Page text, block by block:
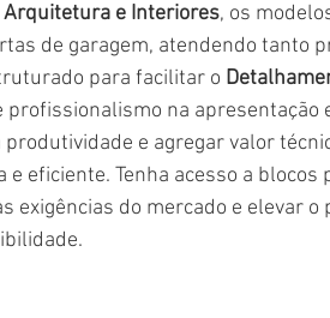
Arquitetura e Interiores, os
de garagem, atendendo tanto
para facilitar o
profissionalismo na
e agregar valor
e eficiente. Tenha acesso a blocos
exigências do mercado e elevar